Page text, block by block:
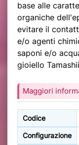
base alle
organiche
evitare il
e/o agenti
saponi e/o
gioiello
Maggiori
Codice
Configurazione